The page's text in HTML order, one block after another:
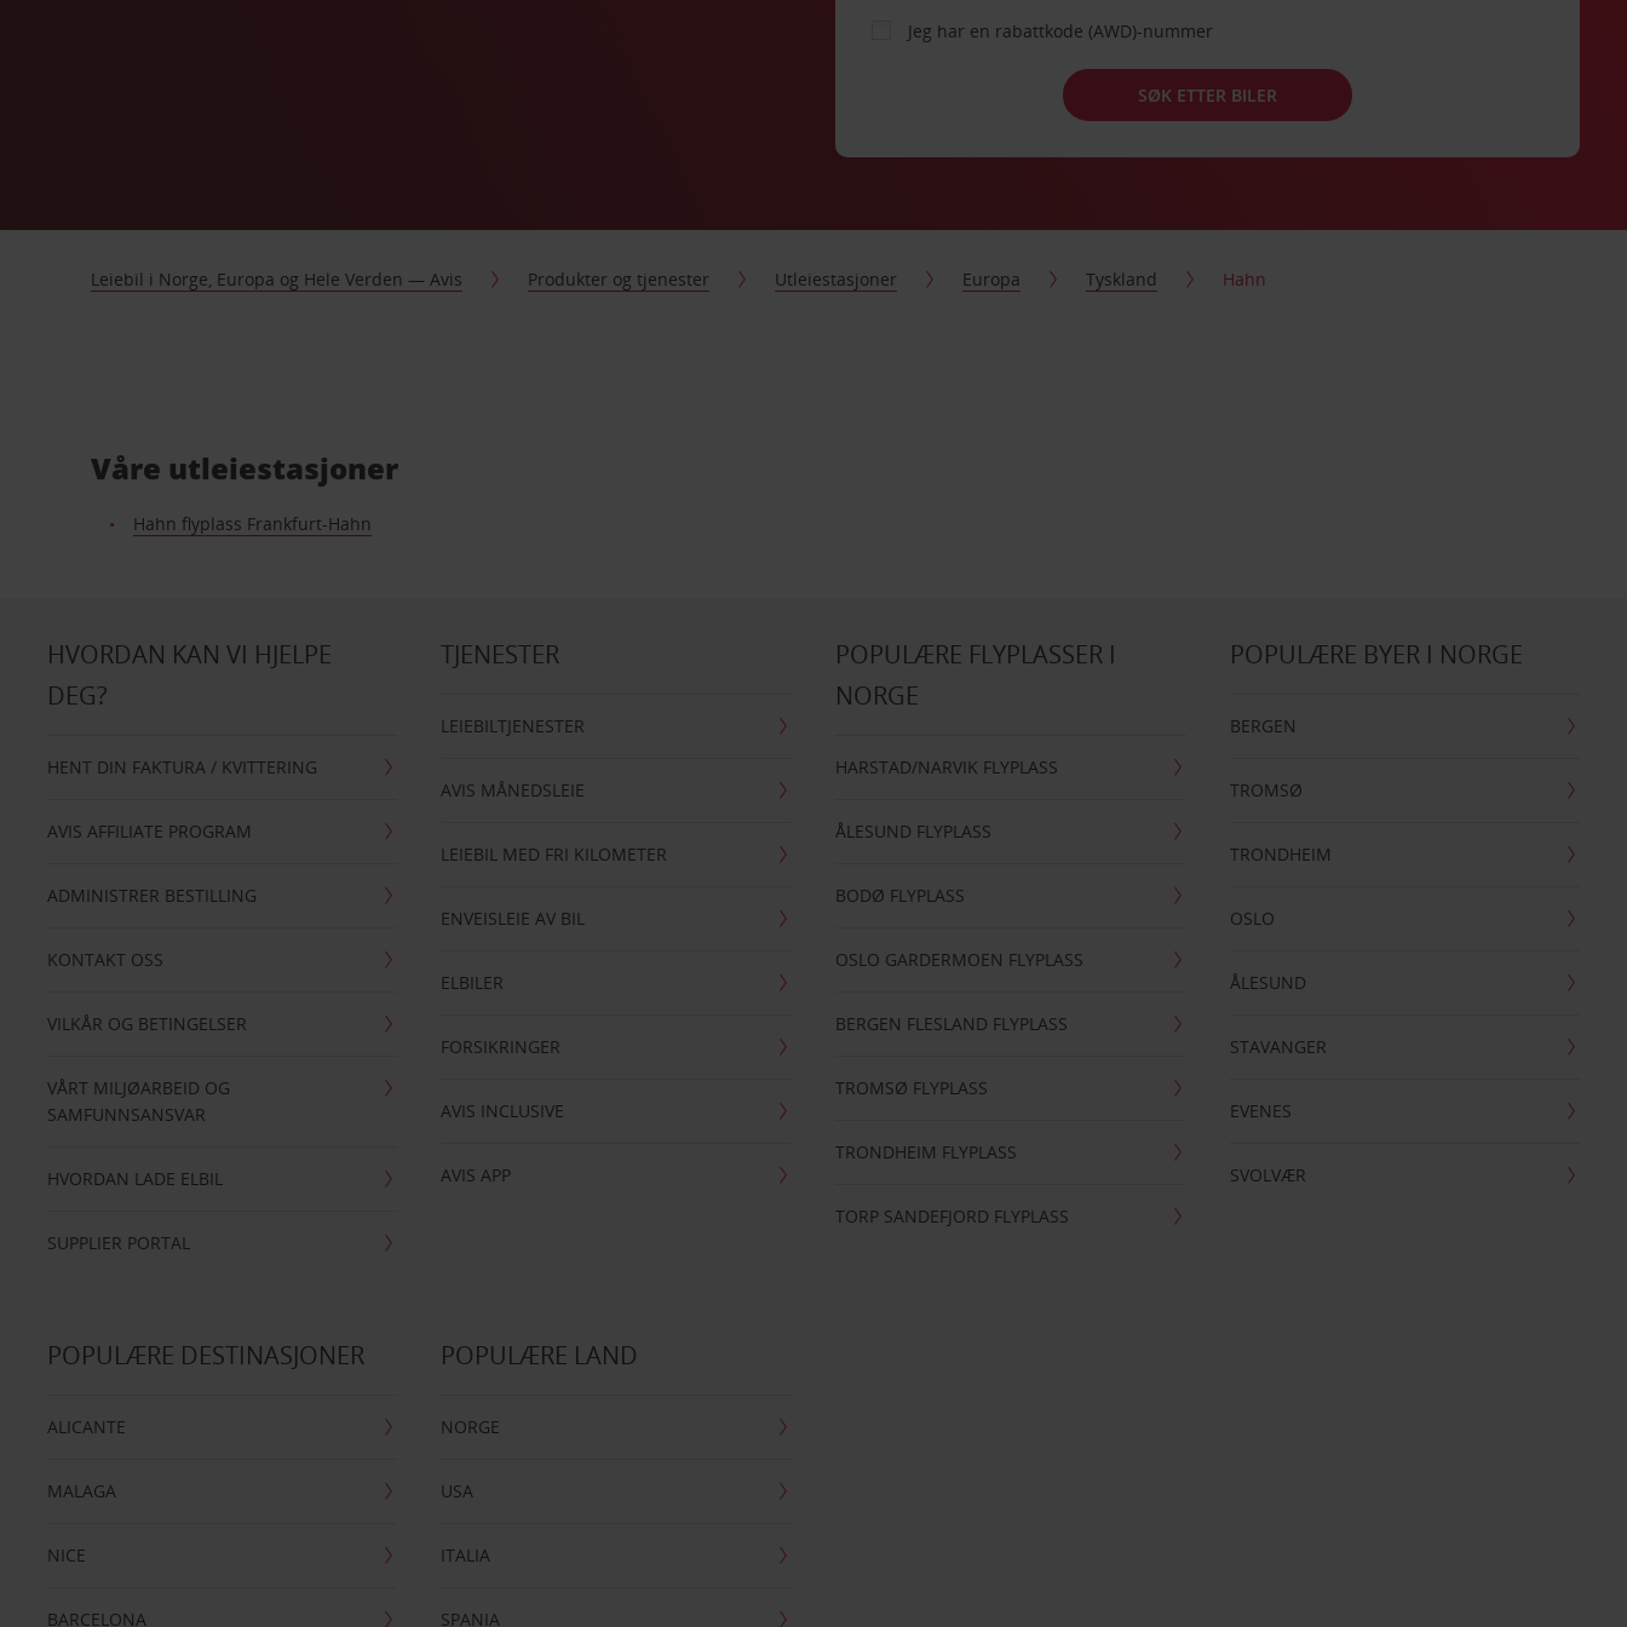
Jeg har en rabattkode (AWD)-nummer
SØK ETTER BILER
Leiebil i Norge, Europa og Hele Verden — Avis Produkter og tjenester Utleiestasjoner Europa Tyskland Hahn
Våre utleiestasjoner
Hahn flyplass Frankfurt-Hahn
HVORDAN KAN VI HJELPE
DEG?
HENT DIN FAKTURA / KVITTERING
AVIS AFFILIATE PROGRAM
ADMINISTRER BESTILLING
KONTAKT OSS
VILKÅR OG BETINGELSER
VÅRT MILJØARBEID OG
SAMFUNNSANSVAR
HVORDAN LADE ELBIL
SUPPLIER PORTAL
TJENESTER
LEIEBILTJENESTER
AVIS MÅNEDSLEIE
LEIEBIL MED FRI KILOMETER
ENVEISLEIE AV BIL
ELBILER
FORSIKRINGER
AVIS INCLUSIVE
AVIS APP
POPULÆRE FLYPLASSER I
NORGE
HARSTAD/NARVIK FLYPLASS
ÅLESUND FLYPLASS
BODØ FLYPLASS
OSLO GARDERMOEN FLYPLASS
BERGEN FLESLAND FLYPLASS
TROMSØ FLYPLASS
TRONDHEIM FLYPLASS
TORP SANDEFJORD FLYPLASS
POPULÆRE BYER I NORGE
BERGEN
TROMSØ
TRONDHEIM
OSLO
ÅLESUND
STAVANGER
EVENES
SVOLVÆR
POPULÆRE DESTINASJONER
ALICANTE
MALAGA
NICE
BARCELONA
POPULÆRE LAND
NORGE
USA
ITALIA
SPANIA